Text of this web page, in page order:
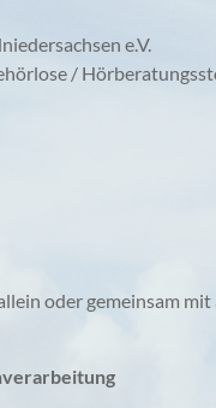
e.V.
/
oder gemeinsam